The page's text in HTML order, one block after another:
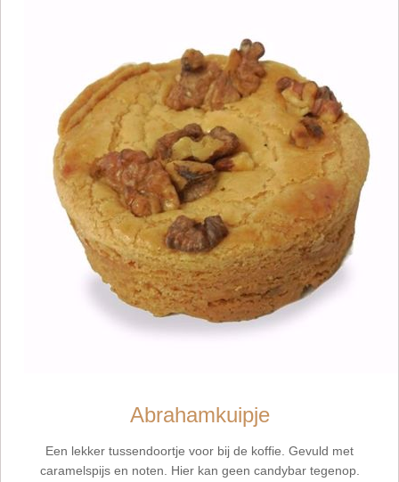
Abrahamkuipje
Een lekker tussendoortje voor bij de koffie. Gevuld met
caramelspijs en noten. Hier kan geen candybar tegenop.